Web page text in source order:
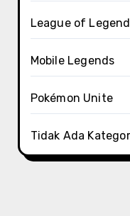
League of
Mobile Legends
Pokémon Unite
Tidak Ada